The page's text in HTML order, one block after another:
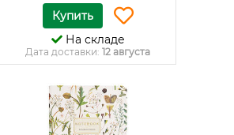
Купить
На складе
Дата доставки: 12 августа